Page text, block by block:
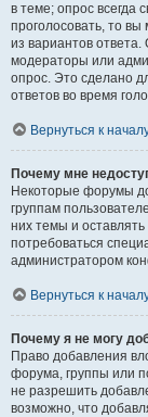
в теме; опрос всегда
проголосовать, то
из вариантов ответа.
модераторы или
опрос. Это сделано
ответов во время
Вернуться к
Почему мне
Некоторые форумы
группам
них темы и
потребоваться
администратором
Вернуться к
Почему я не могу
Право добавления
форума, группы или
не разрешить
возможно, что